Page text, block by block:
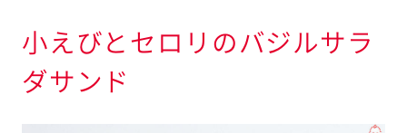
c
t
t
小えびとセロリのバジルサラ
ダサンド